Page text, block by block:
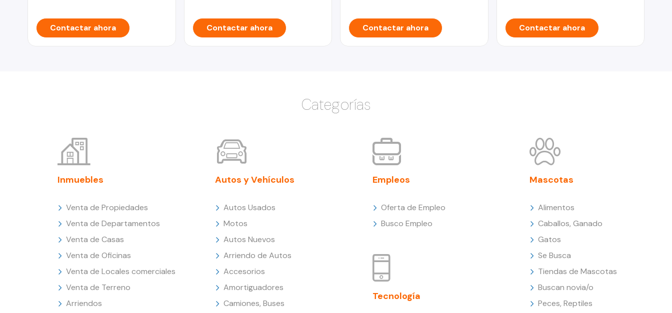
Contactar ahora Contactar ahora Contactar ahora Contactar ahora
Categorías
Inmuebles
Venta de Propiedades
Venta de Departamentos
Venta de Casas
Venta de Oficinas
Venta de Locales comerciales
Venta de Terreno
Arriendos
Autos y Vehículos
Autos Usados
Motos
Autos Nuevos
Arriendo de Autos
Accesorios
Amortiguadores
Camiones, Buses
Empleos
Oferta de Empleo
Busco Empleo
Tecnología
Mascotas
Alimentos
Caballos, Ganado
Gatos
Se Busca
Tiendas de Mascotas
Buscan novia/o
Peces, Reptiles